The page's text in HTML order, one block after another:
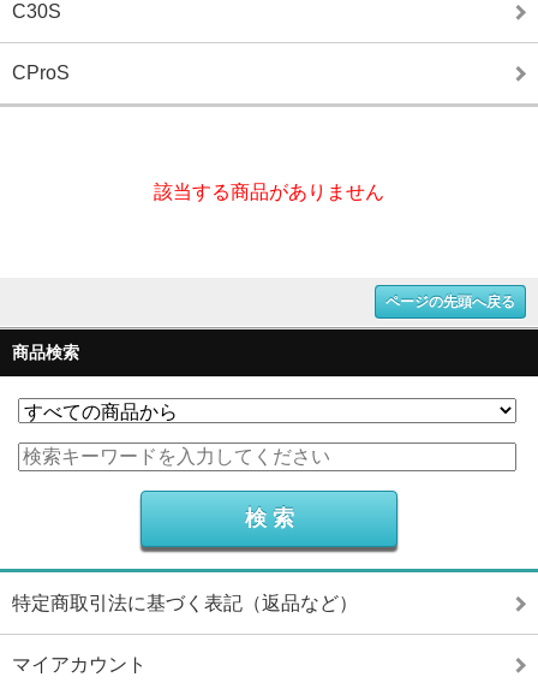
C30S
CProS
該当する商品がありません
ページの先頭へ戻る
商品検索
特定商取引法に基づく表記（返品など）
マイアカウント